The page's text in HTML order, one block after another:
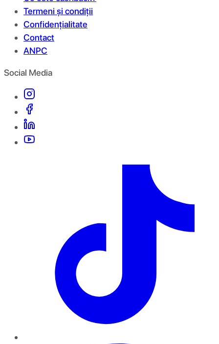
Termeni și condiții
Confidențialitate
Contact
ANPC
Social Media